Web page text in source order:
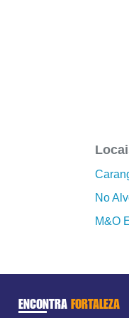
No
M&O
ENCONTRA FORTALEZA